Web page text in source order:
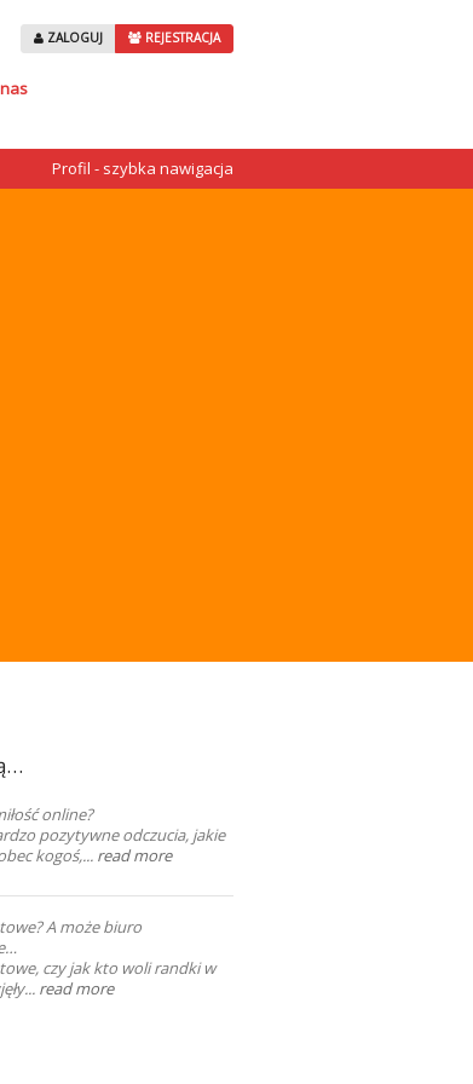
ZALOGUJ REJESTRACJA
Profil - szybka nawigacja
online?
pozytywne odczucia, jakie
kogoś,... read more
A może biuro
czy jak kto woli randki w
read more